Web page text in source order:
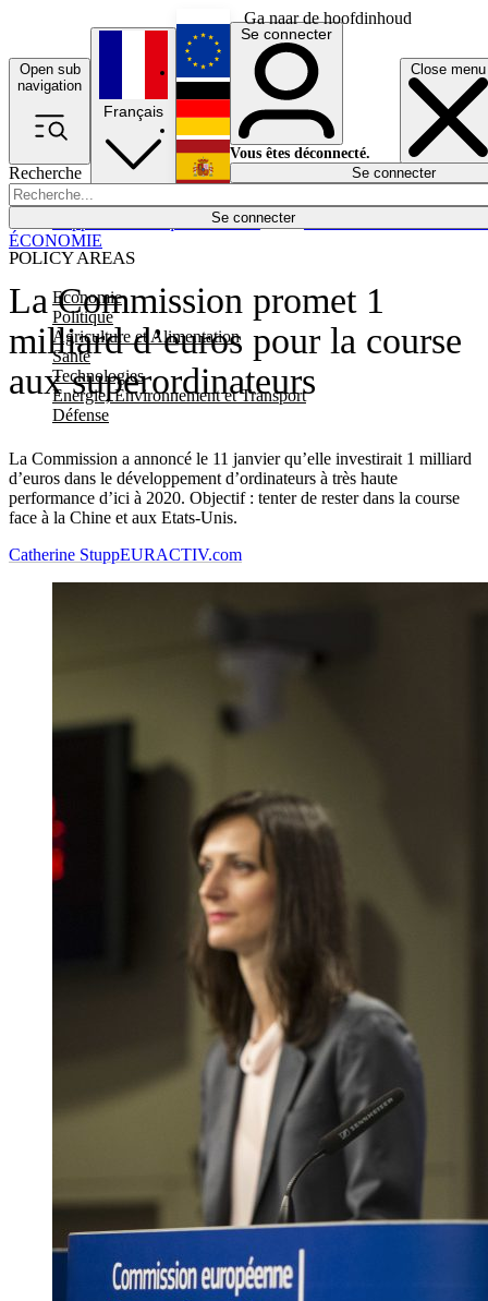
Ga naar de hoofdinhoud
Open sub
navigation
Close menu
Recherche
Se connecter
POLICY AREAS
Economie
Politique
Agriculture et Alimentation
Santé
Technologies
Energie, Environnement et Transport
Défense
Économie
Français
English
Deutsch
Español
Se connecter
Vous êtes déconnecté.
Se connecter
La Commission promet 1
milliard d’euros pour la course
aux superordinateurs
La Commission a annoncé le 11 janvier qu’elle investirait 1 milliard
d’euros dans le développement d’ordinateurs à très haute
performance d’ici à 2020. Objectif : tenter de rester dans la course
face à la Chine et aux Etats-Unis.
ÉCONOMIE
Catherine StuppEURACTIV.com